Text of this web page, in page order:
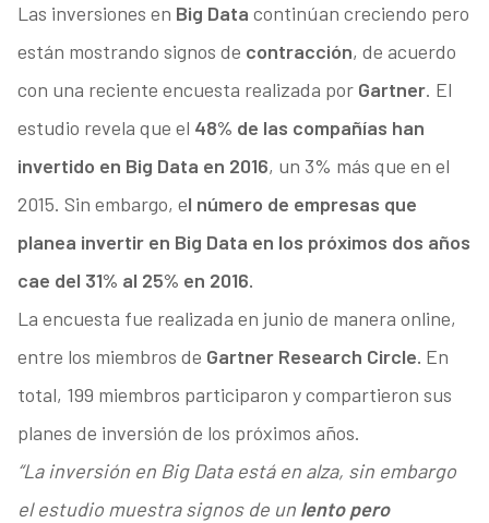
Las inversiones en Big Data continúan creciendo pero
están mostrando signos de contracción, de acuerdo
con una reciente encuesta realizada porGartner. El
estudio revela que el 48% de las compañías han
invertido en Big Data en 2016, un 3% más que en el
2015. Sin embargo, el número de empresas que
planea invertir en Big Data en los próximos dos años
cae del 31% al 25% en 2016.
La encuesta fue realizada en junio de manera online,
entre los miembros de Gartner Research Circle. En
total, 199 miembros participaron y compartieron sus
planes de inversión de los próximos años.
“La inversión en Big Data está en alza, sin embargo
el estudio muestra signos de un lento pero